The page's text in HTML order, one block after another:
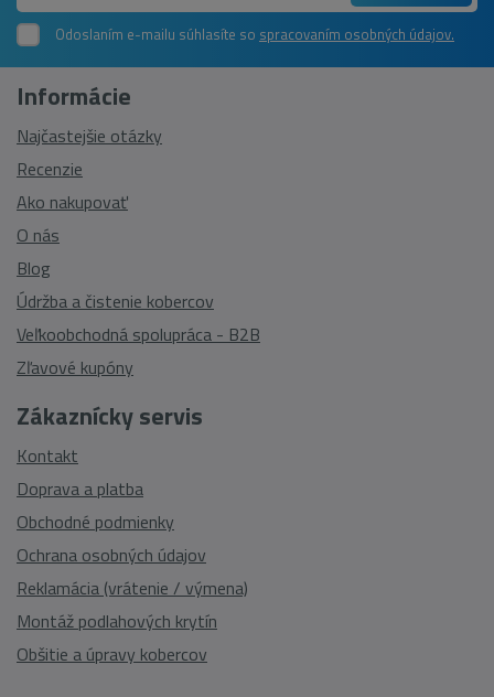
Odoslaním e-mailu súhlasíte so spracovaním osobných údajov.
Zákaznícky servis
Kontakt
Doprava a platba
Obchodné podmienky
Ochrana osobných údajov
Reklamácia (vrátenie / výmena)
Montáž podlahových krytín
Obšitie a úpravy kobercov
Informácie
Najčastejšie otázky
Recenzie
Ako nakupovať
O nás
Blog
Údržba a čistenie kobercov
Veľkoobchodná spolupráca - B2B
Zľavové kupóny